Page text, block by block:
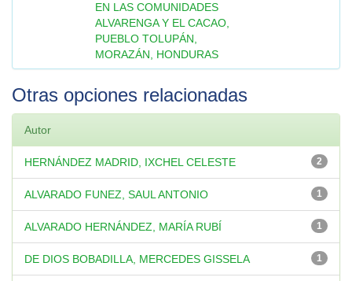
EN LAS COMUNIDADES
ALVARENGA Y EL CACAO,
PUEBLO TOLUPÁN,
MORAZÁN, HONDURAS
Otras opciones relacionadas
Autor
2
HERNÁNDEZ MADRID, IXCHEL CELESTE
1
ALVARADO FUNEZ, SAUL ANTONIO
1
ALVARADO HERNÁNDEZ, MARÍA RUBÍ
1
DE DIOS BOBADILLA, MERCEDES GISSELA